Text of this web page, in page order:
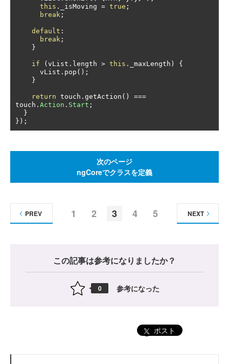
this . _isMoving = true ;
break ;
default :
break ;
}
if ( vList . length > this . _maxLength )
{
      vList
. pop ();
}
return touch . getAction ()
===
touch . Action . Start ;
}
});
次のページ
ngCoreでクラスを定義
1 2 3 4 5
PREV NEXT
この記事は参考になりましたか？
0 参考になった
ポスト